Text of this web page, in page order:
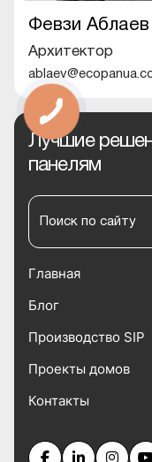
Февзи Аблаев
Архитектор
Лучшие
панелям
Главная
Блог
Производство SIP
Проекты домов
Контакты